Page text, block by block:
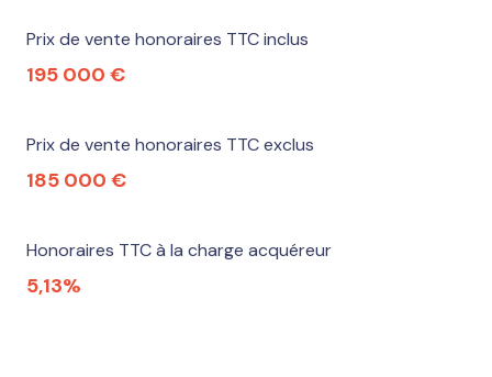
Prix de vente honoraires TTC inclus
195 000 €
Prix de vente honoraires TTC exclus
185 000 €
Honoraires TTC à la charge acquéreur
5,13%